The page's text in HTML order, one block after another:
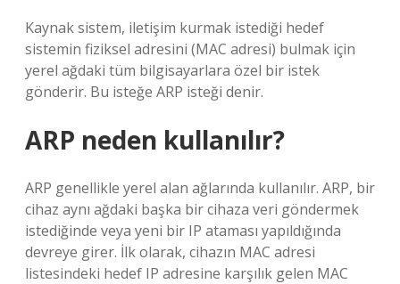
Kaynak sistem, iletişim kurmak istediği hedef
sistemin fiziksel adresini (MAC adresi) bulmak için
yerel ağdaki tüm bilgisayarlara özel bir istek
gönderir. Bu isteğe ARP isteği denir.
ARP neden kullanılır?
ARP genellikle yerel alan ağlarında kullanılır. ARP, bir
cihaz aynı ağdaki başka bir cihaza veri göndermek
istediğinde veya yeni bir IP ataması yapıldığında
devreye girer. İlk olarak, cihazın MAC adresi
listesindeki hedef IP adresine karşılık gelen MAC